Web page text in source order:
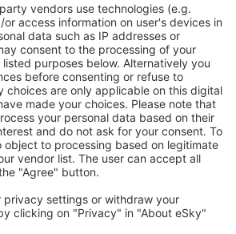
gebruikers.
die u bevallen
1,3 miljoen accommodaties: hotels,
appartementen en meer.
hotels door eSky-gebruikers
Staten - Populaire steden
Hotels in Sevierville